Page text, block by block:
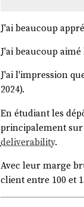
J'ai beaucoup
J'ai beaucoup
J'ai l'impression
2024).
En étudiant les
principalement
deliverability.
Avec leur marge
client entre 100 et